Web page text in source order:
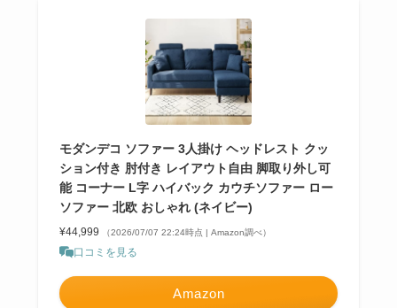
モダンデコ ソファー 3人掛け ヘッドレスト クッ
ション付き 肘付き レイアウト自由 脚取り外し可
能 コーナー L字 ハイバック カウチソファー ロー
ソファー 北欧 おしゃれ (ネイビー)
¥44,999 （2026/07/07 22:24時点 | Amazon調べ）
口コミを見る
Amazon